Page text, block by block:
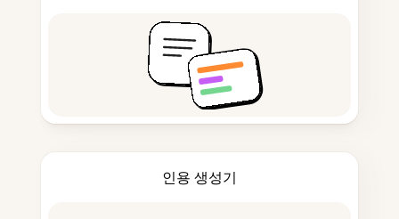
인용 생성기